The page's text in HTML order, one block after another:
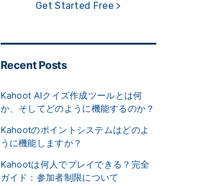
Get Started Free >
Recent Posts
Kahoot AIクイズ作成ツールとは何
か、そしてどのように機能するのか？
Kahootのポイントシステムはどのよ
うに機能しますか？
Kahootは何人でプレイできる？完全
ガイド：参加者制限について